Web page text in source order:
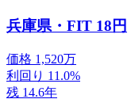
兵庫県・FIT 18円
価格 1,520万
利回り 11.0%
残 14.6年